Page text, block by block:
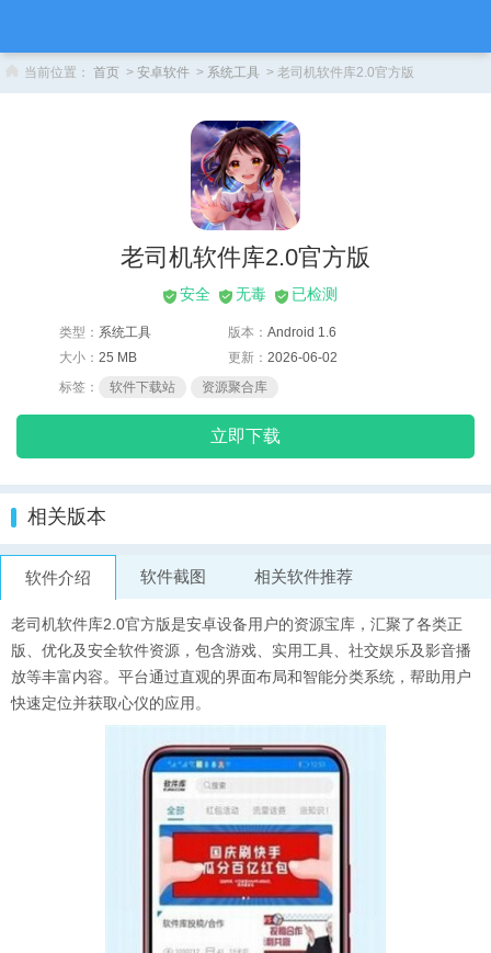
当前位置： 首页 > 安卓软件 > 系统工具 > 老司机软件库2.0官方版
老司机软件库2.0官方版
安全 无毒 已检测
立即下载
类型： 系统工具 版本： Android 1.6
大小： 25 MB 更新： 2026-06-02
标签：
软件下载站 资源聚合库
相关版本
软件介绍 软件截图 相关软件推荐
老司机软件库2.0官方版是安卓设备用户的资源宝库，汇聚了各类正
版、优化及安全软件资源，包含游戏、实用工具、社交娱乐及影音播
放等丰富内容。平台通过直观的界面布局和智能分类系统，帮助用户
快速定位并获取心仪的应用。